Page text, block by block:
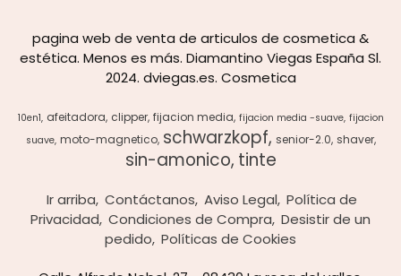
pagina web de venta de articulos de cosmetica &
estética. Menos es más. Diamantino Viegas España Sl.
2024. dviegas.es. Cosmetica
10en1 afeitadora clipper fijacion media fijacion media -suave fijacion
suave moto-magnetico schwarzkopf senior-2.0 shaver
sin-amonico tinte
Ir arriba Contáctanos Aviso Legal Política de
Privacidad Condiciones de Compra Desistir de un
pedido Políticas de Cookies